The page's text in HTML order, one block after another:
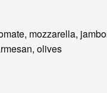
mozzarella,
olives